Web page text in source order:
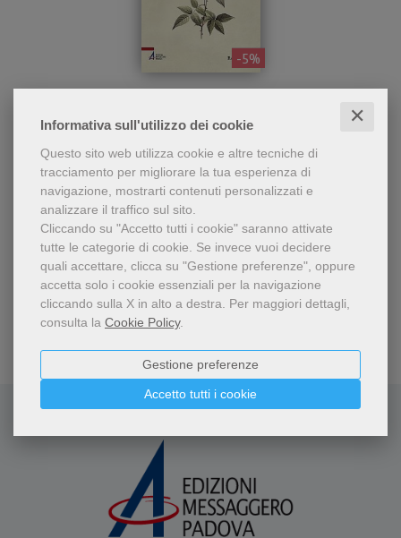
Informativa sull'utilizzo dei cookie ✕
Questo sito web utilizza cookie e altre tecniche di
tracciamento per migliorare la tua esperienza di
navigazione, mostrarti contenuti personalizzati e
analizzare il traffico sul sito.
Cliccando su "Accetto tutti i cookie" saranno attivate
tutte le categorie di cookie. Se invece vuoi decidere
quali accettare, clicca su "Gestione preferenze", oppure
accetta solo i cookie essenziali per la navigazione
cliccando sulla X in alto a destra. Per maggiori dettagli,
consulta la Cookie Policy.
Accetto tutti i cookie
Gestione preferenze
- 5%
narrata con il vigore e il
respiro di Jan Dobraczynski,
grande romanziere polacco
del Novecento.
Jan Dobraczyński
29,00 €27,55 €